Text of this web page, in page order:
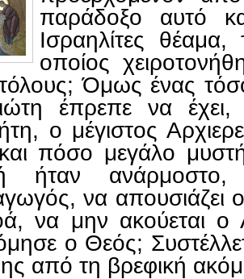
παράδοξο αυτό
Ισραηλίτες
οποίος
Όμως ένας
έπρεπε να
ο μέγιστος
πόσο μεγάλο
ήταν
να απουσιάζει
να μην ακούεται ο
ο Θεός;
από τη βρεφική